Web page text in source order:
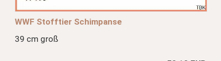
WWF Stofftier Schimpanse
39 cm groß